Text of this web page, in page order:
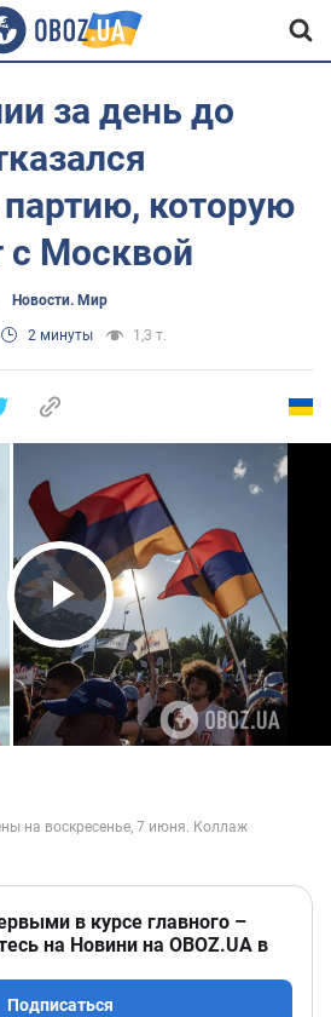
за день до
которую
Москвой
Новости. Мир
2 минуты 1,3 т.
Play Video
в курсе главного –
на Новини на OBOZ.UA в
Подписаться